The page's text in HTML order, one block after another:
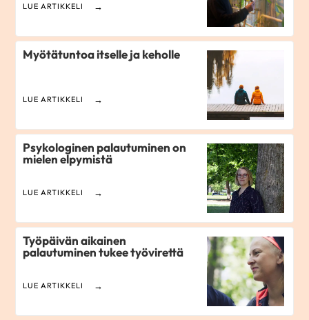
LUE ARTIKKELI
Myötätuntoa itselle ja keholle
LUE ARTIKKELI
Psykologinen palautuminen on
mielen elpymistä
LUE ARTIKKELI
Työpäivän aikainen
palautuminen tukee työvirettä
LUE ARTIKKELI